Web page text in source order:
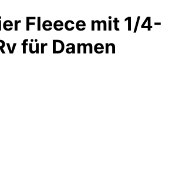
Fleece mit 1/4-
für Damen